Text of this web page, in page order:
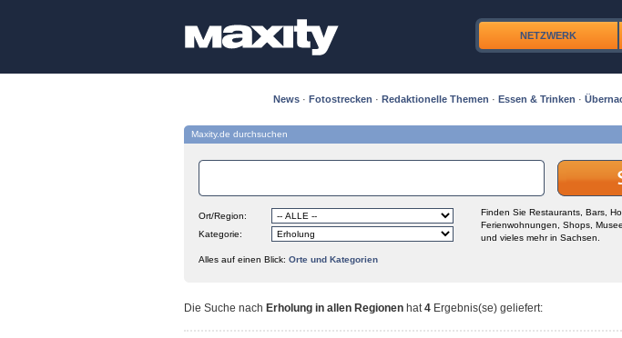
NETZWERK
News · Fotostrecken · Redaktionelle Themen · Essen & Trinken ·
Maxity.de durchsuchen
Ort/Region:
Kategorie:
Finden Sie Restaurants, Bars,
Ferienwohnungen, Shops,
und vieles mehr in Sachsen.
Alles auf einen Blick: Orte und Kategorien
Die Suche nach Erholung in allen Regionen hat4 Ergebnis(se) geliefert: